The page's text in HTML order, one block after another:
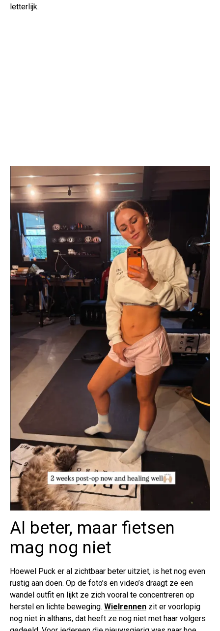
letterlijk.
Al beter, maar fietsen
mag nog niet
Hoewel Puck er al zichtbaar beter uitziet, is het nog even
rustig aan doen. Op de foto’s en video’s draagt ze een
wandel outfit en lijkt ze zich vooral te concentreren op
herstel en lichte beweging. Wielrennen zit er voorlopig
nog niet in althans, dat heeft ze nog niet met haar volgers